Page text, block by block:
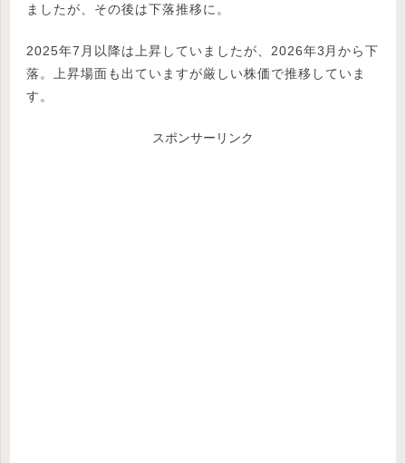
ましたが、その後は下落推移に。
2025年7月以降は上昇していましたが、2026年3月から下
落。上昇場面も出ていますが厳しい株価で推移していま
す。
スポンサーリンク